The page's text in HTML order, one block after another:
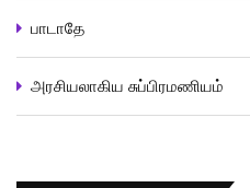
பாடாதே
அரசியலாகிய சுப்பிரமணியம்